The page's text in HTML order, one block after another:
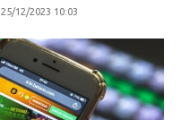
25/12/2023 10:03